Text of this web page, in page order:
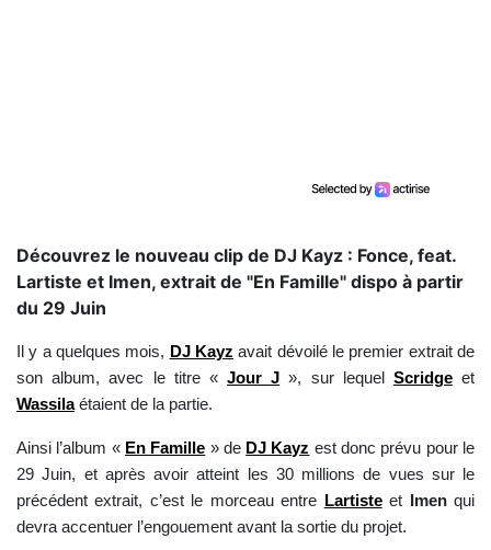
Découvrez le nouveau clip de DJ Kayz : Fonce, feat.
Lartiste et Imen, extrait de "En Famille" dispo à partir
du 29 Juin
Il y a quelques mois, DJ Kayz avait dévoilé le premier extrait de
son album, avec le titre « Jour J », sur lequel Scridge et
Wassila étaient de la partie.
Ainsi l’album « En Famille » de DJ Kayz est donc prévu pour le
29 Juin, et après avoir atteint les 30 millions de vues sur le
précédent extrait, c’est le morceau entre
Lartiste et Imenqui
devra accentuer l’engouement avant la sortie du projet.